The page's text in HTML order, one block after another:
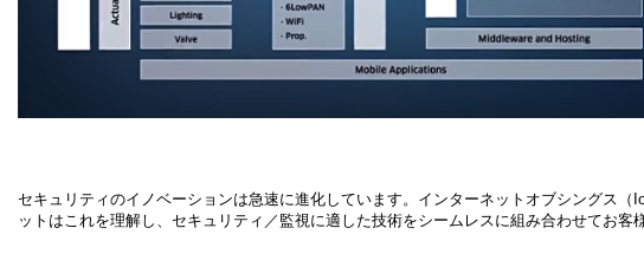
セキュリティのイノベーションは急速に進化しています。インターネットオブシングス
ットはこれを理解し、セキュリティ／監視に適した技術をシームレスに組み合わせてお客